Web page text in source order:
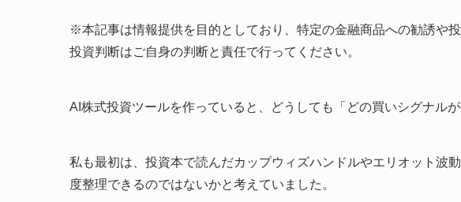
※本記事は情報提供を目的としており、特定の金融商品への勧誘や
投資判断はご自身の判断と責任で行ってください。
AI株式投資ツールを作っていると、どうしても「どの買いシグナル
私も最初は、投資本で読んだカップウィズハンドルやエリオット波
度整理できるのではないかと考えていました。